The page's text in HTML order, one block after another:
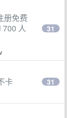
册免费
700 人
31
卡 31